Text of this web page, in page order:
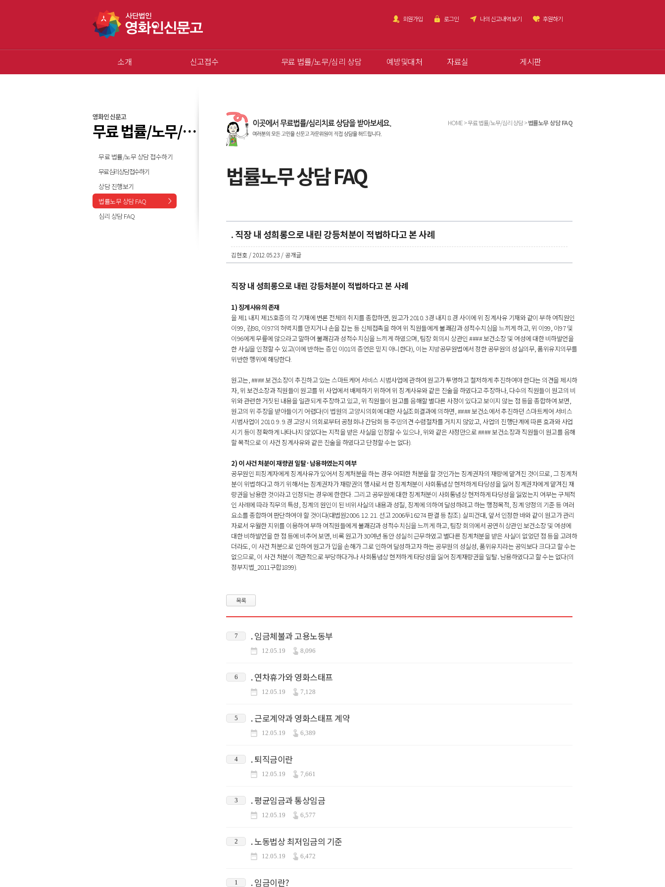
회원가입 로그인 나의 신고내역 보기 후원하기
소개 신고접수 무료 법률/노무/심리 상담 예방및대처 자료실 게시판
영화인 신문고
무료 법률/노무/심리 상담
무료 법률/노무 상담 접수하기
무료 심리상담 접수하기
상담 진행보기
법률노무 상담 FAQ
심리 상담 FAQ
HOME > 무료 법률/노무/심리 상담 >법률노무 상담 FAQ
법률노무 상담 FAQ
. 직장 내 성희롱으로 내린 강등처분이 적법하다고 본 사례
김현호 / 2012.05.23 / 공개글
직장 내 성희롱으로 내린 강등처분이 적법하다고 본 사례
1) 징계사유의 존재
을 제1 내지 제15호증의 각 기재에 변론 전체의 취지를 종합하면, 원고가 2010. 3경 내지 8.경 사이에 위 징계사유 기재와 같이 부하 여직원인
이99, 김98, 이97의 허벅지를 만지거나 손을 잡는 등 신체접촉을 하여 위 직원들에게 불쾌감과 성적수치심을 느끼게 하고, 위 이99, 이97 및
이96에게 무릎에 않으라고 말하여 불쾌감과 성적수치심을 느끼게 하였으며, 팀장 회의시 상관인 #### 보건소장 및 여성에 대한 비하발언을
한 사실을 인정할 수 있고(이에 반하는 증인 이01의 증언은 믿지 아니한다), 이는 지방공무원법에서 정한 공무원의 성실의무, 품위유지의무를
위반한 행위에 해당한다.
원고는, #### 보건소장이 추진하고 있는 스마트케어 서비스 시범사업에 관하여 원고가 투명하고 철저하게 추진하여야 한다는 의견을 제시하
자, 위 보건소장과 직원들이 원고를 위 사업에서 배제하기 위하여 위 징계사유와 같은 진술을 하였다고 주장하나, 다수의 직원들이 원고의 비
위와 관련한 거짓된 내용을 일관되게 주장하고 있고, 위 직원들이 원고를 음해할 별다른 사정이 있다고 보이지 않는 점 등을 종합하여 보면,
원고의 위 주장을 받아들이기 어렵다(이 법원의 고양시의회에 대한 사실조회결과에 의하면, #### 보건소에서 추진하던 스마트케어 서비스
시범사업이 2010. 9. 9.경 고양시 의회로부터 공청회나 간담회 등 주민의견 수렴절차를 거치지 않았고, 사업의 진행단계에 따른 효과와 사업
시기 등이 정확하게 나타나지 않았다는 지적을 받은 사실을 인정할 수 있으나, 위와 같은 사정만으로 #### 보건소장과 직원들이 원고를 음해
할 목적으로 이 사건 징계사유와 같은 진술을 하였다고 단정할 수는 없다).
2) 이 사건 처분이 재량권 일탈·남용하였는지 여부
공무원인 피징계자에게 징계사유가 있어서 징계처분을 하는 경우 어떠한 처분을 할 것인가는 징계권자의 재량에 맡겨진 것이므로, 그 징계처
분이 위법하다고 하기 위해서는 징계권자가 재량권의 행사로서 한 징계처분이 사회통념상 현저하게 타당성을 잃어 징계권자에게 맡겨진 재
량권을 남용한 것이라고 인정되는 경우에 한한다. 그리고 공무원에 대한 징계처분이 사회통념상 현저하게 타당성을 잃었는지 여부는 구체적
인 사례에 따라 직무의 특성, 징계의 원인이 된 비위사실의 내용과 성질, 징계에 의하여 달성하려고 하는 행정목적, 징계 양정의 기준 등 여러
요소를 종합하여 판단하여야 할 것이다(대법원2006. 12. 21. 선고 2006두16274 판결 등 참조). 살피건대, 앞서 인정한 바와 같이 원고가 관리
자로서 우월한 지위를 이용하여 부하 여직원들에게 불쾌감과 성적수치심을 느끼게 하고, 팀장 회의에서 공연히 상관인 보건소장 및 여성에
대한 비하발언을 한 점 등에 비추어 보면, 비록 원고가 30여년 동안 성실히 근무하였고 별다른 징계처분을 받은 사실이 없었던 점 등을 고려하
더라도, 이 사건 처분으로 인하여 원고가 입을 손해가 그로 인하여 달성하고자 하는 공무원의 성실성, 품위유지라는 공익보다 크다고 할 수는
없으므로, 이 사건 처분이 객관적으로 부당하다거나 사회통념상 현저하게 타당성을 잃어 징계재량권을 일탈․남용하였다고 할 수는 없다(의
정부지법_2011구합1899).
목록
7 . 임금체불과 고용노동부
12.05.19 8,096
6 . 연차휴가와 영화스태프
12.05.19 7,128
5 . 근로계약과 영화스태프 계약
12.05.19 6,389
4 . 퇴직금이란
12.05.19 7,661
3 . 평균임금과 통상임금
12.05.19 6,577
2 . 노동법상 최저임금의 기준
12.05.19 6,472
1 . 임금이란?